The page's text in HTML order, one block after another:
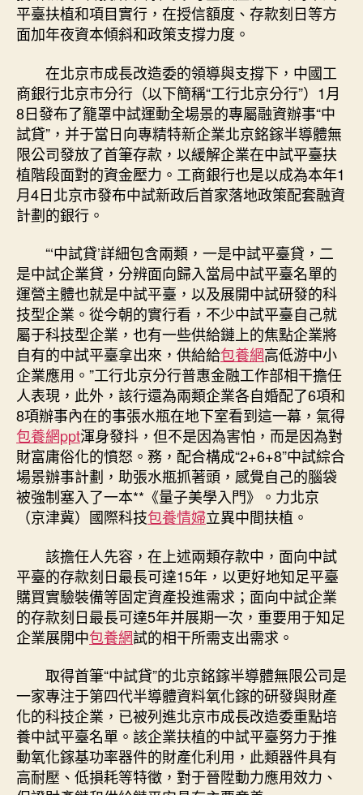
平臺扶植和項目實行，在授信額度、存款刻日等方
面加年夜資本傾斜和政策支撐力度。
在北京市成長改造委的領導與支撐下，中國工
商銀行北京市分行（以下簡稱“工行北京分行”）1月
8日發布了籠罩中試運動全場景的專屬融資辦事“中
試貸”，并于當日向專精特新企業北京銘鎵半導體無
限公司發放了首筆存款，以緩解企業在中試平臺扶
植階段面對的資金壓力。工商銀行也是以成為本年1
月4日北京市發布中試新政后首家落地政策配套融資
計劃的銀行。
“‘中試貸’詳細包含兩類，一是中試平臺貸，二
是中試企業貸，分辨面向歸入當局中試平臺名單的
運營主體也就是中試平臺，以及展開中試研發的科
技型企業。從今朝的實行看，不少中試平臺自己就
屬于科技型企業，也有一些供給鏈上的焦點企業將
自有的中試平臺拿出來，供給給包養網高低游中小
企業應用。”工行北京分行普惠金融工作部相干擔任
人表現，此外，該行還為兩類企業各自婚配了6項和
8項辦事內在的事張水瓶在地下室看到這一幕，氣得
包養網ppt渾身發抖，但不是因為害怕，而是因為對
財富庸俗化的憤怒。務，配合構成“2+6+8”中試綜合
場景辦事計劃，助張水瓶抓著頭，感覺自己的腦袋
被強制塞入了一本**《量子美學入門》。力北京
（京津冀）國際科技包養情婦立異中間扶植。
該擔任人先容，在上述兩類存款中，面向中試
平臺的存款刻日最長可達15年，以更好地知足平臺
購買實驗裝備等固定資產投進需求；面向中試企業
的存款刻日最長可達5年并展期一次，重要用于知足
企業展開中包養網試的相干所需支出需求。
取得首筆“中試貸”的北京銘鎵半導體無限公司是
一家專注于第四代半導體資料氧化鎵的研發與財產
化的科技企業，已被列進北京市成長改造委重點培
養中試平臺名單。該企業扶植的中試平臺努力于推
動氧化鎵基功率器件的財產化利用，此類器件具有
高耐壓、低損耗等特徵，對于晉陞動力應用效力、